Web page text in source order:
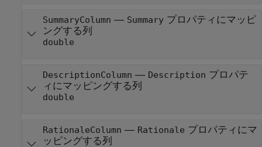
SummaryColumn — Summaryプロパティにマッピ
ングする列
double
DescriptionColumn — Description プロパテ
ィにマッピングする列
double
RationaleColumn — Rationale プロパティにマ
ッピングする列